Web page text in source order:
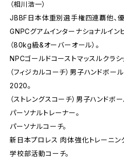
（相川浩一）
JBBF日本体重別選手権四連覇他、
GNPCグアムインターナショナルイン
（80kg級&オーバーオール）。
NPCゴールドコーストマッスルクラシ
（フィジカルコーチ）男子ハンドボー
2020。
（ストレングスコーチ）男子ハンドボ
パーソナルトレーナー。
パーソナルコーチ。
新日本プロレス 肉体強化トレーニン
学校部活動コーチ。